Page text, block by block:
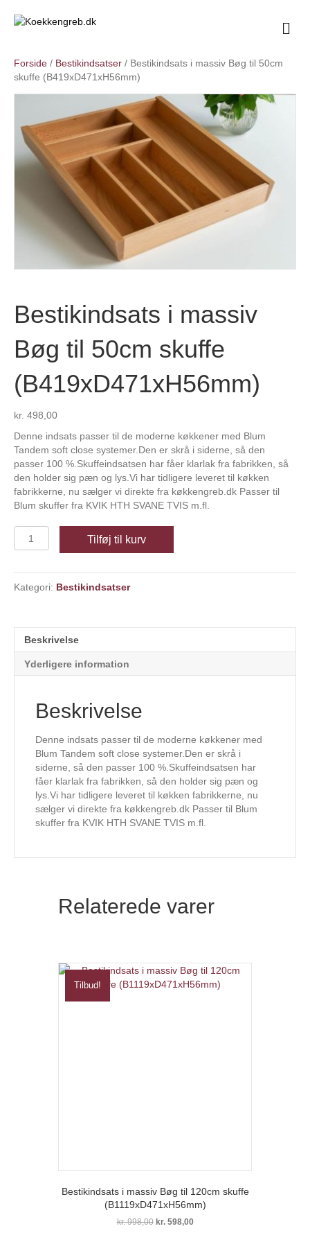
Forside / Bestikindsatser / Bestikindsats i massiv Bøg til 50cm
skuffe (B419xD471xH56mm)
Bestikindsats i massiv
Bøg til 50cm skuffe
(B419xD471xH56mm)
kr. 498,00
Denne indsats passer til de moderne køkkener med Blum
Tandem soft close systemer.Den er skrå i siderne, så den
passer 100 %.Skuffeindsatsen har fåer klarlak fra fabrikken, så
den holder sig pæn og lys.Vi har tidligere leveret til køkken
fabrikkerne, nu sælger vi direkte fra køkkengreb.dk Passer til
Blum skuffer fra KVIK HTH SVANE TVIS m.fl.
i
Bøg
til
(B419xD471xH56mm)
antal
Tilføj til kurv
Kategori: Bestikindsatser
Beskrivelse
Yderligere information
Beskrivelse
Denne indsats passer til de moderne køkkener med
Blum Tandem soft close systemer.Den er skrå i
siderne, så den passer 100 %.Skuffeindsatsen har
fåer klarlak fra fabrikken, så den holder sig pæn og
lys.Vi har tidligere leveret til køkken fabrikkerne, nu
sælger vi direkte fra køkkengreb.dk Passer til Blum
skuffer fra KVIK HTH SVANE TVIS m.fl.
Relaterede varer
Tilbud!
Bestikindsats i massiv Bøg til 120cm skuffe
(B1119xD471xH56mm)
kr.998,00 Den
kr.598,00Den